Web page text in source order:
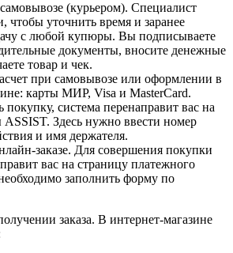
(курьером). Специалист
чтобы уточнить время и заранее
с любой купюры. Вы подписываете
документы, вносите денежные
товар и чек.
при самовывозе или оформлении в
карты МИР, Visa и MasterCard.
покупку, система перенаправит вас на
ASSIST. Здесь нужно ввести номер
и имя держателя.
заказе. Для совершения покупки
вас на страницу платежного
заполнить форму по
заказа. В интернет-магазине